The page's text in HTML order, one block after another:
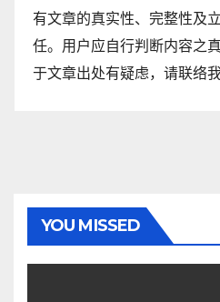
有文章的真实性、完整性及
任。用户应自行判断内容之
于文章出处有疑虑，请联络
YOU MISSED